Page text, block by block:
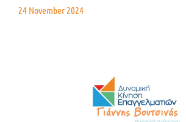
24 November 2024